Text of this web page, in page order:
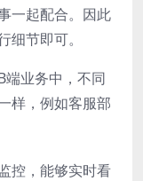
一起配合。因此
节即可。
端业务中，不同
样，例如客服部
控，能够实时看